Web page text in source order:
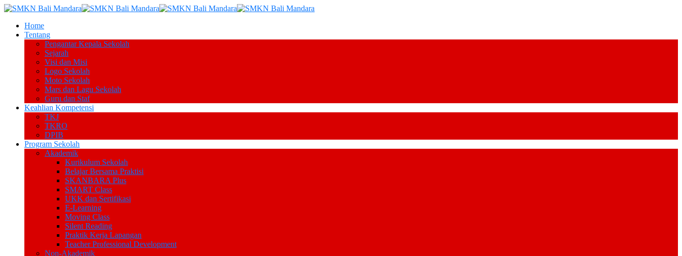
Home
Tentang
Pengantar Kepala Sekolah
Sejarah
Visi dan Misi
Logo Sekolah
Moto Sekolah
Mars dan Lagu Sekolah
Guru dan Staf
Keahlian Kompetensi
TKJ
TKRO
DPIB
Program Sekolah
Akademik
Kurikulum Sekolah
Belajar Bersama Praktisi
SKANBARA Plus
SMART Class
UKK dan Sertifikasi
E-Learning
Moving Class
Silent Reading
Praktik Kerja Lapangan
Teacher Professional Development
Non-Akademik